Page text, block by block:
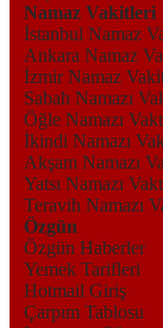
Namaz Vakitleri
İstanbul Namaz
Ankara Namaz
İzmir Namaz
Sabah Namazı
Öğle Namazı
İkindi Namazı
Akşam Namazı
Yatsı Namazı
Teravih Namazı
Özgün
Özgün Haberler
Yemek Tarifleri
Hotmail Giriş
Çarpım Tablosu